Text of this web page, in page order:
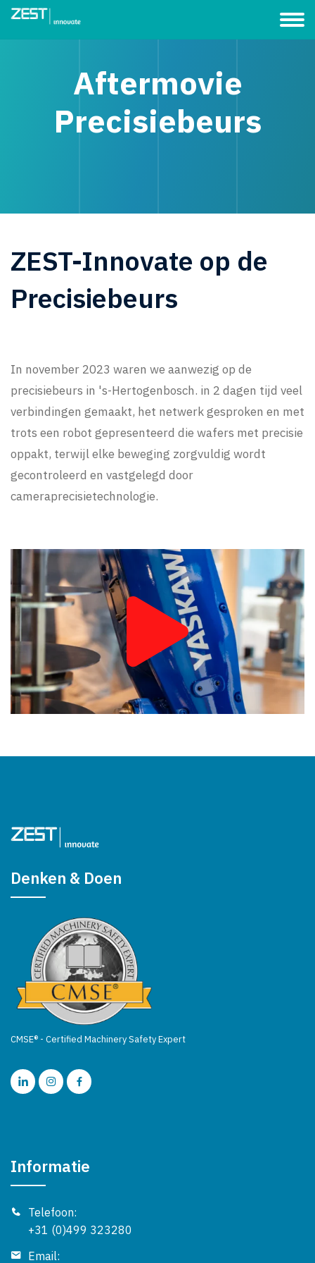
Aftermovie
Precisiebeurs
ZEST-Innovate op de
Precisiebeurs
In november 2023 waren we aanwezig op de
precisiebeurs in 's-Hertogenbosch. in 2 dagen tijd veel
verbindingen gemaakt, het netwerk gesproken en met
trots een robot gepresenteerd die wafers met precisie
oppakt, terwijl elke beweging zorgvuldig wordt
gecontroleerd en vastgelegd door
cameraprecisietechnologie.
Denken & Doen
CMSE® - Certified Machinery Safety Expert
Informatie
Telefoon:
+31 (0)499 323280
Email: